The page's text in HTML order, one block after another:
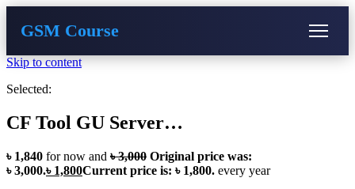
GSM Course
Skip to content
Selected:
CF Tool GU Server…
৳ 1,840 for now and ৳3,000 Original price was:
৳ 3,000.৳ 1,800Current price is: ৳ 1,800. every year